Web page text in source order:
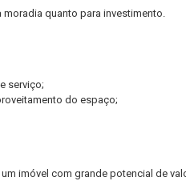
quanto para investimento.
serviço;
do espaço;
imóvel com grande potencial de